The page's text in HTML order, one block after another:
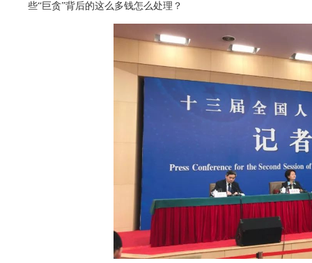
些“巨贪”背后的这么多钱怎么处理？